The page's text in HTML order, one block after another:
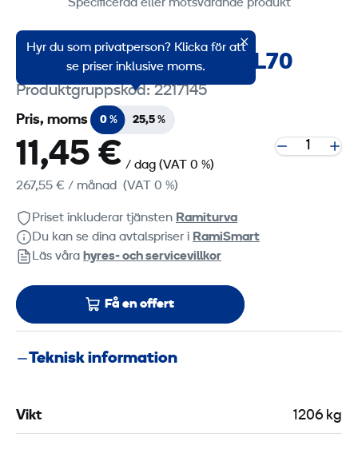
Specificerad eller motsvarande produkt
Planeringsskopa Volvo L70
Produktgruppskod: 2217145
Hyr du som privatperson? Klicka för att
se priser inklusive moms.
Pris, moms 0 % 25,5 %
11,45 € / dag (VAT 0 %)
267,55 € / månad (VAT 0 %)
Priset inkluderar tjänsten Ramiturva
Du kan se dina avtalspriser i RamiSmart
Läs våra hyres‑ och servicevillkor
Få en offert
Teknisk information
Vikt 1206 kg